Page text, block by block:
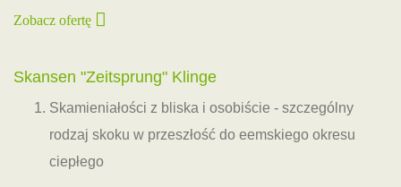
Zobacz ofertę
Skansen "Zeitsprung" Klinge
Skamieniałości z bliska i osobiście - szczególny
rodzaj skoku w przeszłość do eemskiego okresu
ciepłego